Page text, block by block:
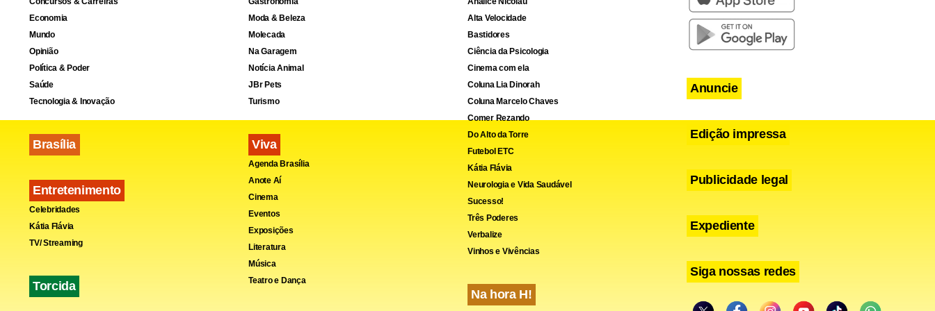
Questionado se a oposição irá buscar reverter a inegilibidade de Bolsonaro sob a
presidência de Kassio, Flávio defendeu que primeiro é necessário tentar anular o
Economia
Mundo
Opinião
Política & Poder
Saúde
Tecnologia & Inovação
Brasília
Entretenimento
Celebridades
Kátia Flávia
TV/ Streaming
Torcida
Moda & Beleza
Molecada
Na Garagem
Notícia Animal
JBr Pets
Turismo
Viva
Agenda Brasília
Anote Aí
Cinema
Eventos
Exposições
Literatura
Música
Teatro e Dança
Alta Velocidade
Bastidores
Ciência da Psicologia
Cinema com ela
Coluna Lia Dinorah
Coluna Marcelo Chaves
Comer Rezando
Do Alto da Torre
Futebol ETC
Kátia Flávia
Neurologia e Vida Saudável
Sucesso!
Três Poderes
Verbalize
Vinhos e Vivências
Na hora H!
Anuncie
Edição impressa
Publicidade legal
Expediente
Siga nossas redes